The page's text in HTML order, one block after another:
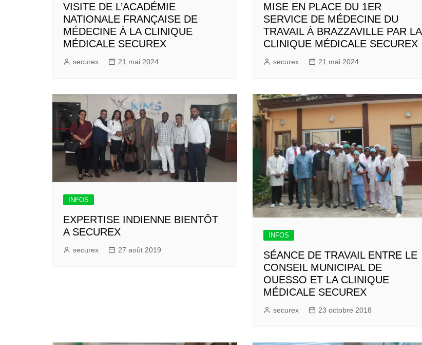
VISITE DE L’ACADÉMIE
NATIONALE FRANÇAISE DE
MÉDECINE À LA CLINIQUE
MÉDICALE SECUREX
securex 21 mai 2024
MISE EN PLACE DU 1ER
SERVICE DE MÉDECINE DU
TRAVAIL À BRAZZAVILLE PAR LA
CLINIQUE MÉDICALE SECUREX
securex 21 mai 2024
INFOS
EXPERTISE INDIENNE BIENTÔT
A SECUREX
securex 27 août 2019
INFOS
SÉANCE DE TRAVAIL ENTRE LE
CONSEIL MUNICIPAL DE
OUESSO ET LA CLINIQUE
MÉDICALE SECUREX
securex 23 octobre 2018